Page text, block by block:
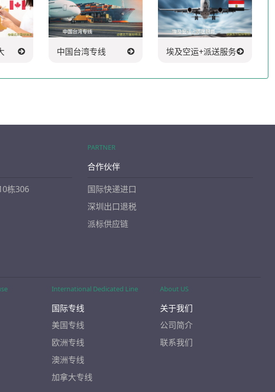
中国台湾专线 埃及空运+派送服务
栋306
PARTNER
合作伙伴
国际快递进口
深圳出口退税
派标供应链
International Dedicated Line
国际专线
美国专线
欧洲专线
澳洲专线
加拿大专线
About US
关于我们
公司简介
联系我们